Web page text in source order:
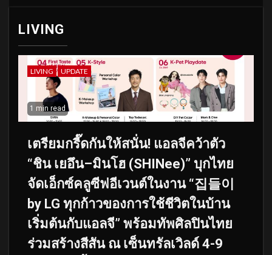
LIVING
LIVING UPDATE
1 min read
เตรียมกรี๊ดกันให้สนั่น! แอลจีคว้าตัว
“ชิน เยอึน–มินโฮ (SHINee)” บุกไทย
จัดเอ็กซ์คลูซีฟอีเวนต์ในงาน “집들이
by LG ทุกก้าวของการใช้ชีวิตในบ้าน
เริ่มต้นกับแอลจี” พร้อมทัพศิลปินไทย
ร่วมสร้างสีสัน ณ เซ็นทรัลเวิลด์ 4-9